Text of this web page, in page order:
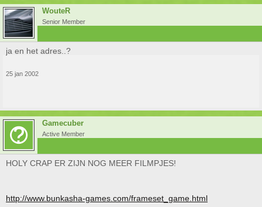
WouteR
Senior Member
ja en het adres..?
25 jan 2002
Gamecuber
Active Member
HOLY CRAP ER ZIJN NOG MEER FILMPJES!
http://www.bunkasha-games.com/frameset_game.html